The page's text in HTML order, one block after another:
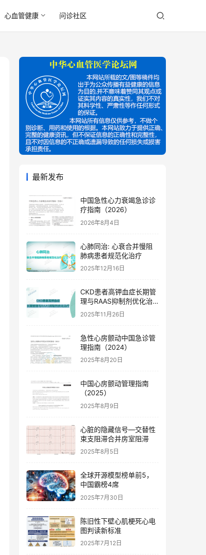
心血管健康 问诊社区
最新发布
中国急性心力衰竭急诊诊
疗指南（2026）
2026年8月4日
心肺同治: 心衰合并慢阻
肺病患者规范化治疗
2025年12月16日
CKD患者高钾血症长期管
理与RAAS抑制剂优化治
疗
2025年11月26日
急性心房颤动中国急诊管
理指南（2024）
2025年8月20日
中国心房颤动管理指南
（2025）
2025年8月9日
心脏的隐藏信号—交替性
束支阻滞合并房室阻滞
2025年8月5日
全球开源模型榜单前5，
中国霸榜4席
2025年7月30日
陈旧性下壁心肌梗死心电
图判读新标准
2025年7月12日